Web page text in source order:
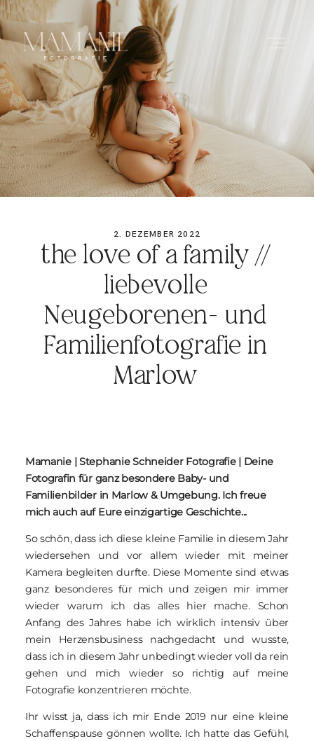
2. DEZEMBER 2022
the love of a family //
liebevolle
Neugeborenen- und
Familienfotografie in
Marlow
Mamanie | Stephanie Schneider Fotografie | Deine
Fotografin für ganz besondere Baby- und
Familienbilder in Marlow & Umgebung. Ich freue
mich auch auf Eure einzigartige Geschichte...
So schön, dass ich diese kleine Familie in diesem Jahr
wiedersehen und vor allem wieder mit meiner
Kamera begleiten durfte. Diese Momente sind etwas
ganz besonderes für mich und zeigen mir immer
wieder warum ich das alles hier mache. Schon
Anfang des Jahres habe ich wirklich intensiv über
mein Herzensbusiness nachgedacht und wusste,
dass ich in diesem Jahr unbedingt wieder voll da rein
gehen und mich wieder so richtig auf meine
Fotografie konzentrieren möchte.
Ihr wisst ja, dass ich mir Ende 2019 nur eine kleine
Schaffenspause gönnen wollte. Ich hatte das Gefühl,
HOME
ÜBER MICH
PREISE
BLOG
KONTAKT